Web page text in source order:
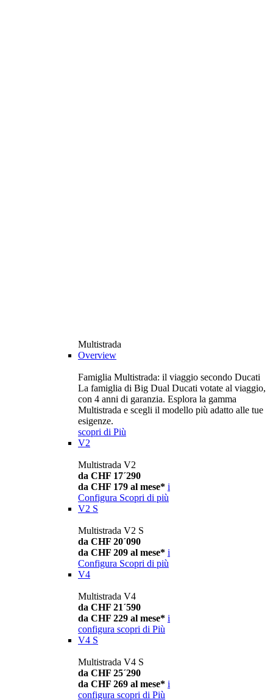
Multistrada
Overview
Famiglia Multistrada: il viaggio secondo Ducati
La famiglia di Big Dual Ducati votate al viaggio,
con 4 anni di garanzia. Esplora la gamma
Multistrada e scegli il modello più adatto alle tue
esigenze.
scopri di Più
V2
Multistrada V2
da CHF 17´290
da CHF 179 al mese* i
Configura Scopri di più
V2 S
Multistrada V2 S
da CHF 20´090
da CHF 209 al mese* i
Configura Scopri di più
V4
Multistrada V4
da CHF 21´590
da CHF 229 al mese* i
configura scopri di Più
V4 S
Multistrada V4 S
da CHF 25´290
da CHF 269 al mese* i
configura scopri di Più